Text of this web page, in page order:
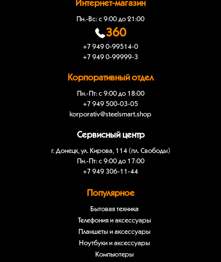
Интернет-магазин
Пн.-Вс: с 9:00 до 21:00
360
+7 949 0-99514-0
+7 949 0-99999-3
Корпоративный отдел
Пн.-Пт: с 9:00 до 18:00
+7 949 500-03-05
korporativ@steelsmart.shop
Сервисный центр
г. Донецк, ул. Кирова, 114 (пл. Свободы)
Пн.-Пт: с 9:00 до 17:00
+7 949 306-11-44
Популярное
Бытовая техника
Телефония и аксессуары
Планшеты и аксессуары
Ноутбуки и аксессуары
Компьютеры